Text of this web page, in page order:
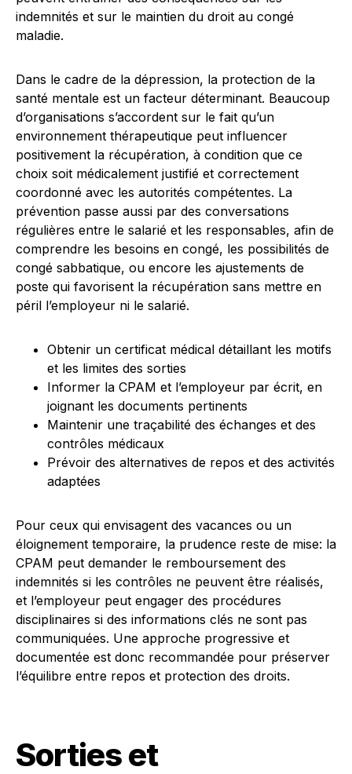
indemnités et sur le maintien du droit au congé
maladie.
Dans le cadre de la dépression, la protection de la
santé mentale est un facteur déterminant. Beaucoup
d’organisations s’accordent sur le fait qu’un
environnement thérapeutique peut influencer
positivement la récupération, à condition que ce
choix soit médicalement justifié et correctement
coordonné avec les autorités compétentes. La
prévention passe aussi par des conversations
régulières entre le salarié et les responsables, afin de
comprendre les besoins en congé, les possibilités de
congé sabbatique, ou encore les ajustements de
poste qui favorisent la récupération sans mettre en
péril l’employeur ni le salarié.
Obtenir un certificat médical détaillant les motifs
et les limites des sorties
Informer la CPAM et l’employeur par écrit, en
joignant les documents pertinents
Maintenir une traçabilité des échanges et des
contrôles médicaux
Prévoir des alternatives de repos et des activités
adaptées
Pour ceux qui envisagent des vacances ou un
éloignement temporaire, la prudence reste de mise: la
CPAM peut demander le remboursement des
indemnités si les contrôles ne peuvent être réalisés,
et l’employeur peut engager des procédures
disciplinaires si des informations clés ne sont pas
communiquées. Une approche progressive et
documentée est donc recommandée pour préserver
l’équilibre entre repos et protection des droits.
Sorties et